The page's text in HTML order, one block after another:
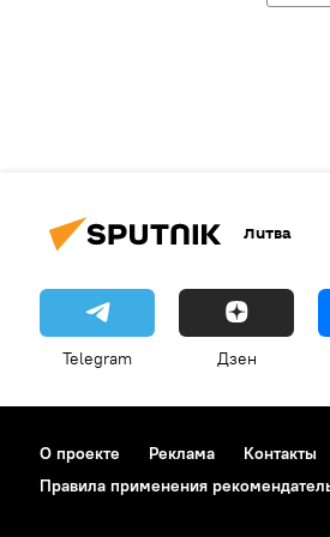
Литва
Telegram Дзен
О проекте Реклама Контакты
Правила применения